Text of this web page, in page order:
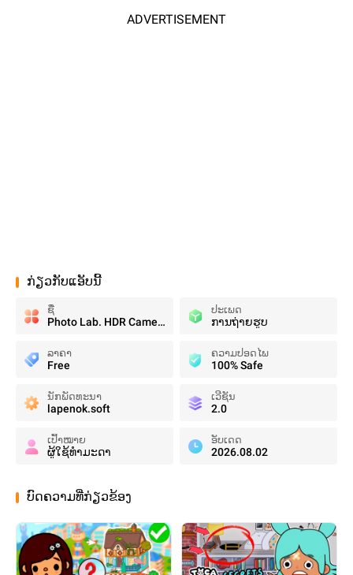
ADVERTISEMENT
ກ່ຽວກັບແອັບນີ້
ຊື່
Photo Lab. HDR Camera and Editor.
ປະເພດ
ການຖ່າຍຮູບ
ລາຄາ
Free
ຄວາມປອດໄພ
100% Safe
ນັກພັດທະນາ
lapenok.soft
ເວີຊັນ
2.0
ເປົ້າໝາຍ
ຜູ້ໃຊ້ທໍາມະດາ
ອັບເດດ
2026.08.02
ບົດຄວາມທີ່ກ່ຽວຂ້ອງ